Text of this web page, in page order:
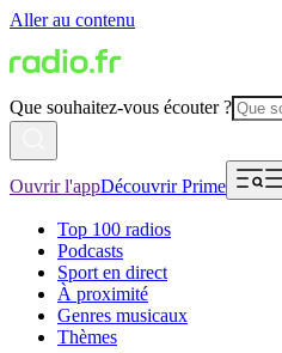
Aller au contenu
Que souhaitez-vous écouter ?
Ouvrir l'appDécouvrir Prime
Top 100 radios
Podcasts
Sport en direct
À proximité
Genres musicaux
Thèmes